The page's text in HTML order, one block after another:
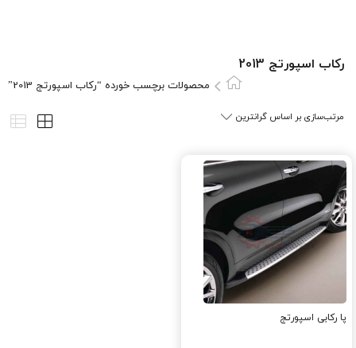
رکاب اسپورتج 2013
محصولات برچسب خورده “رکاب اسپورتج 2013”
پا رکابی اسپورتج